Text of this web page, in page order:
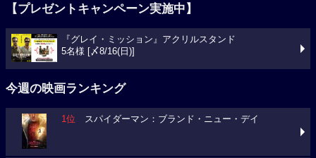
【プレゼントキャンペーン実施中】
『グレイ・ミッション』アクリルスタンド
5名様 [〆8/16(日)]
今週の映画ランキング
1位 スパイダーマン：ブランド・ニュー・デイ